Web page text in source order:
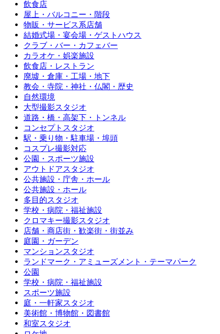
飲食店
屋上・バルコニー・階段
物販・サービス系店舗
結婚式場・宴会場・ゲストハウス
クラブ・バー・カフェバー
カラオケ・娯楽施設
飲食店・レストラン
廃墟・倉庫・工場・地下
教会・寺院・神社・仏閣・歴史
自然環境
大型撮影スタジオ
道路・橋・高架下・トンネル
コンセプトスタジオ
駅・乗り物・駐車場・埠頭
コスプレ撮影対応
公園・スポーツ施設
アウトドアスタジオ
公共施設・庁舎・ホール
公共施設・ホール
多目的スタジオ
学校・病院・福祉施設
クロマキー撮影スタジオ
店舗・商店街・歓楽街・街並み
庭園・ガーデン
マンションスタジオ
ランドマーク・アミューズメント・テーマパーク
公園
学校・病院・福祉施設
スポーツ施設
庭・一軒家スタジオ
美術館・博物館・図書館
和室スタジオ